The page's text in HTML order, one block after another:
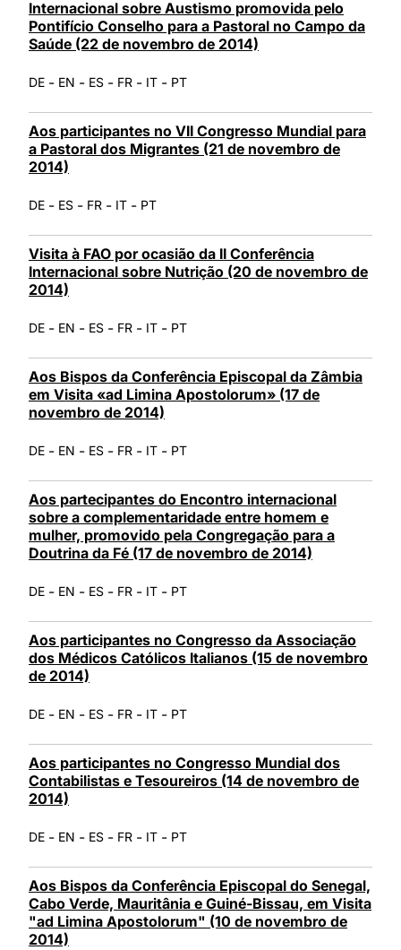
Internacional sobre Austismo promovida pelo
Pontifício Conselho para a Pastoral no Campo da
Saúde (22 de novembro de 2014)
DE - EN - ES - FR - IT - PT
Aos participantes no VII Congresso Mundial para
a Pastoral dos Migrantes (21 de novembro de
2014)
DE - ES - FR - IT - PT
Visita à FAO por ocasião da II Conferência
Internacional sobre Nutrição (20 de novembro de
2014)
DE - EN - ES - FR - IT - PT
Aos Bispos da Conferência Episcopal da Zâmbia
em Visita «ad Limina Apostolorum» (17 de
novembro de 2014)
DE - EN - ES - FR - IT - PT
Aos partecipantes do Encontro internacional
sobre a complementaridade entre homem e
mulher, promovido pela Congregação para a
Doutrina da Fé (17 de novembro de 2014)
DE - EN - ES - FR - IT - PT
Aos participantes no Congresso da Associação
dos Médicos Católicos Italianos (15 de novembro
de 2014)
DE - EN - ES - FR - IT - PT
Aos participantes no Congresso Mundial dos
Contabilistas e Tesoureiros (14 de novembro de
2014)
DE - EN - ES - FR - IT - PT
Aos Bispos da Conferência Episcopal do Senegal,
Cabo Verde, Mauritânia e Guiné-Bissau, em Visita
"ad Limina Apostolorum" (10 de novembro de
2014)